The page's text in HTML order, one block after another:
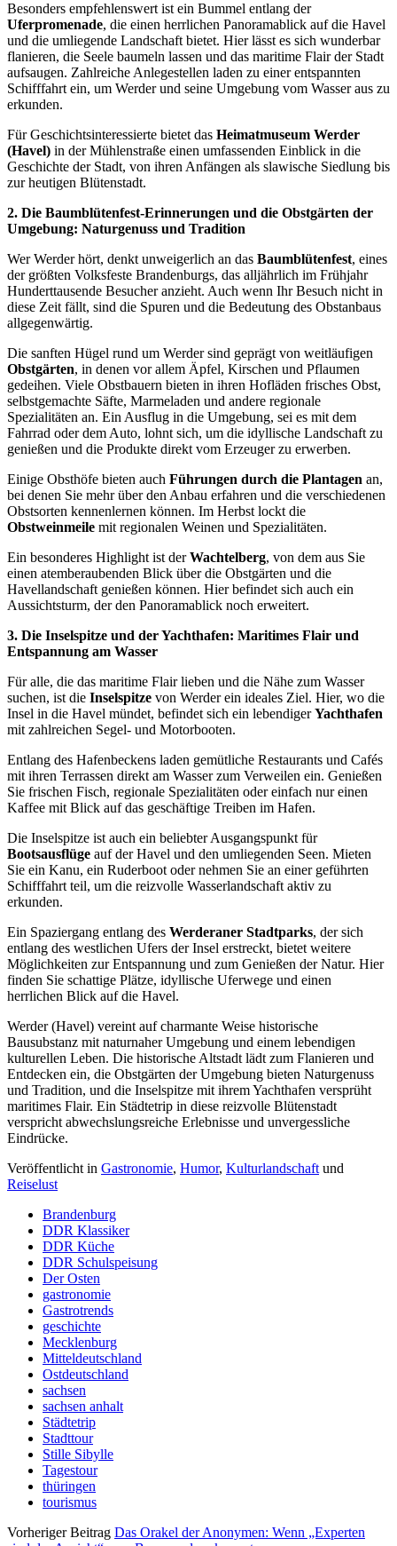
Besonders empfehlenswert ist ein Bummel entlang der
Uferpromenade, die einen herrlichen Panoramablick auf die Havel
und die umliegende Landschaft bietet. Hier lässt es sich wunderbar
flanieren, die Seele baumeln lassen und das maritime Flair der Stadt
aufsaugen. Zahlreiche Anlegestellen laden zu einer entspannten
Schifffahrt ein, um Werder und seine Umgebung vom Wasser aus zu
erkunden.
Für Geschichtsinteressierte bietet das Heimatmuseum Werder
(Havel) in der Mühlenstraße einen umfassenden Einblick in die
Geschichte der Stadt, von ihren Anfängen als slawische Siedlung bis
zur heutigen Blütenstadt.
2. Die Baumblütenfest-Erinnerungen und die Obstgärten der
Umgebung: Naturgenuss und Tradition
Wer Werder hört, denkt unweigerlich an das Baumblütenfest, eines
der größten Volksfeste Brandenburgs, das alljährlich im Frühjahr
Hunderttausende Besucher anzieht. Auch wenn Ihr Besuch nicht in
diese Zeit fällt, sind die Spuren und die Bedeutung des Obstanbaus
allgegenwärtig.
Die sanften Hügel rund um Werder sind geprägt von weitläufigen
Obstgärten, in denen vor allem Äpfel, Kirschen und Pflaumen
gedeihen. Viele Obstbauern bieten in ihren Hofläden frisches Obst,
selbstgemachte Säfte, Marmeladen und andere regionale
Spezialitäten an. Ein Ausflug in die Umgebung, sei es mit dem
Fahrrad oder dem Auto, lohnt sich, um die idyllische Landschaft zu
genießen und die Produkte direkt vom Erzeuger zu erwerben.
Einige Obsthöfe bieten auch Führungen durch die Plantagen an,
bei denen Sie mehr über den Anbau erfahren und die verschiedenen
Obstsorten kennenlernen können. Im Herbst lockt die
Obstweinmeile mit regionalen Weinen und Spezialitäten.
Ein besonderes Highlight ist derWachtelberg, von dem aus Sie
einen atemberaubenden Blick über die Obstgärten und die
Havellandschaft genießen können. Hier befindet sich auch ein
Aussichtsturm, der den Panoramablick noch erweitert.
3. Die Inselspitze und der Yachthafen: Maritimes Flair und
Entspannung am Wasser
Für alle, die das maritime Flair lieben und die Nähe zum Wasser
suchen, ist die Inselspitze von Werder ein ideales Ziel. Hier, wo die
Insel in die Havel mündet, befindet sich ein lebendigerYachthafen
mit zahlreichen Segel- und Motorbooten.
Entlang des Hafenbeckens laden gemütliche Restaurants und Cafés
mit ihren Terrassen direkt am Wasser zum Verweilen ein. Genießen
Sie frischen Fisch, regionale Spezialitäten oder einfach nur einen
Kaffee mit Blick auf das geschäftige Treiben im Hafen.
Die Inselspitze ist auch ein beliebter Ausgangspunkt für
Bootsausflüge auf der Havel und den umliegenden Seen. Mieten
Sie ein Kanu, ein Ruderboot oder nehmen Sie an einer geführten
Schifffahrt teil, um die reizvolle Wasserlandschaft aktiv zu
erkunden.
Ein Spaziergang entlang des Werderaner Stadtparks, der sich
entlang des westlichen Ufers der Insel erstreckt, bietet weitere
Möglichkeiten zur Entspannung und zum Genießen der Natur. Hier
finden Sie schattige Plätze, idyllische Uferwege und einen
herrlichen Blick auf die Havel.
Werder (Havel) vereint auf charmante Weise historische
Bausubstanz mit naturnaher Umgebung und einem lebendigen
kulturellen Leben. Die historische Altstadt lädt zum Flanieren und
Entdecken ein, die Obstgärten der Umgebung bieten Naturgenuss
und Tradition, und die Inselspitze mit ihrem Yachthafen versprüht
maritimes Flair. Ein Städtetrip in diese reizvolle Blütenstadt
verspricht abwechslungsreiche Erlebnisse und unvergessliche
Eindrücke.
Veröffentlicht in Gastronomie, Humor, Kulturlandschaftund
Reiselust
Brandenburg
DDR Klassiker
DDR Küche
DDR Schulspeisung
Der Osten
gastronomie
Gastrotrends
geschichte
Mecklenburg
Mitteldeutschland
Ostdeutschland
sachsen
sachsen anhalt
Städtetrip
Stadttour
Stille Sibylle
Tagestour
thüringen
tourismus
Vorheriger Beitrag Das Orakel der Anonymen: Wenn „Experten